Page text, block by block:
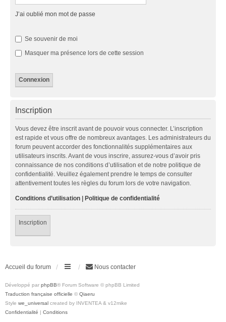
J’ai oublié mon mot de passe
Se souvenir de moi
Masquer ma présence lors de cette session
Inscription
Vous devez être inscrit avant de pouvoir vous connecter. L’inscription
est rapide et vous offre de nombreux avantages. Les administrateurs du
forum peuvent accorder des fonctionnalités supplémentaires aux
utilisateurs inscrits. Avant de vous inscrire, assurez-vous d’avoir pris
connaissance de nos conditions d’utilisation et de notre politique de
confidentialité. Veuillez également prendre le temps de consulter
attentivement toutes les règles du forum lors de votre navigation.
Conditions d’utilisation | Politique de confidentialité
Inscription
Accueil du forum Nous contacter
Développé par phpBB® Forum Software © phpBB Limited
Traduction française officielle © Qiaeru
Style we_universal created by INVENTEA & v12mike
Confidentialité | Conditions